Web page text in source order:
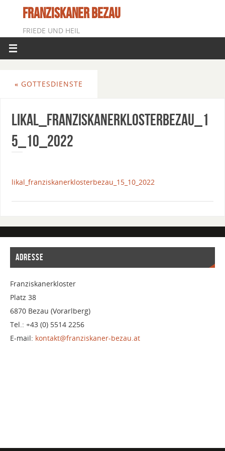
FRANZISKANER BEZAU
FRIEDE UND HEIL
« GOTTESDIENSTE
Likal_FranziskanerklosterBezau_1
5_10_2022
likal_franziskanerklosterbezau_15_10_2022
ADRESSE
Franziskanerkloster
Platz 38
6870 Bezau (Vorarlberg)
Tel.: +43 (0) 5514 2256
E-mail: kontakt@franziskaner-bezau.at